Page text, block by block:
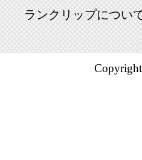
ランクリップについ